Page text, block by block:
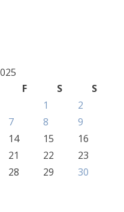
F S
S
1
2
7 8
9
14 15
16
21 22
23
28 29
30